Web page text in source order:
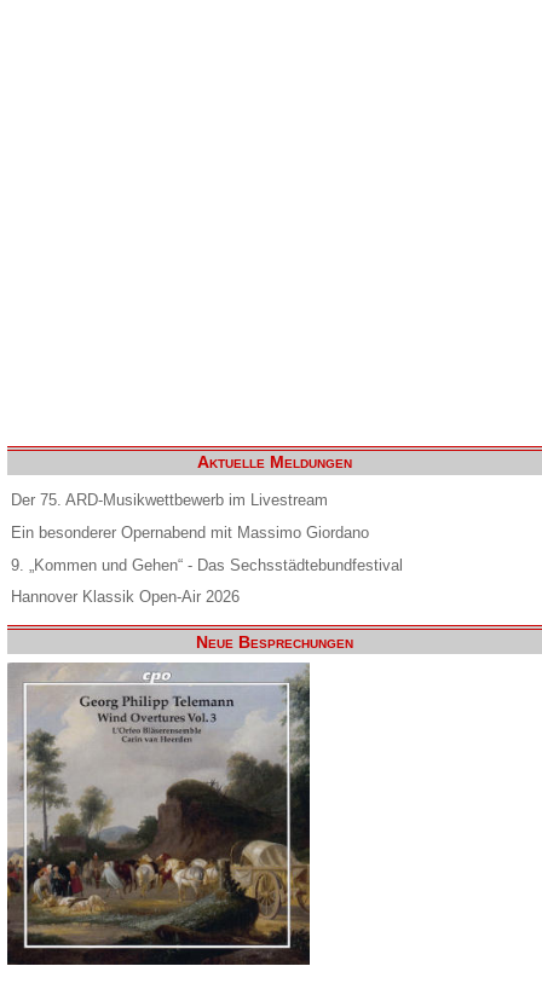
Aktuelle Meldungen
Der 75. ARD-Musikwettbewerb im Livestream
Ein besonderer Opernabend mit Massimo Giordano
9. „Kommen und Gehen“ - Das Sechsstädtebundfestival
Hannover Klassik Open-Air 2026
Neue Besprechungen